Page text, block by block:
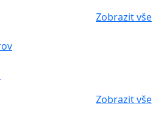
Zobrazit vše
Zobrazit vše